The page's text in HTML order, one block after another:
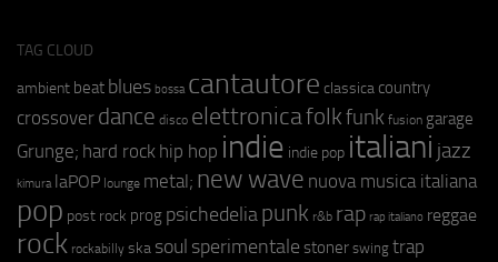
TAG CLOUD
ambient beat blues bossa cantautore classica country
crossover dance disco elettronicafolkfunk fusion garage
Grunge; hard rock hip hop indie indie pop italiani jazz
kimura laPOP lounge metal; new wave nuova musica italiana
pop post rock prog psichedeliapunk r&b rap rap italiano reggae
rock rockabilly ska soul sperimentale stoner swing trap